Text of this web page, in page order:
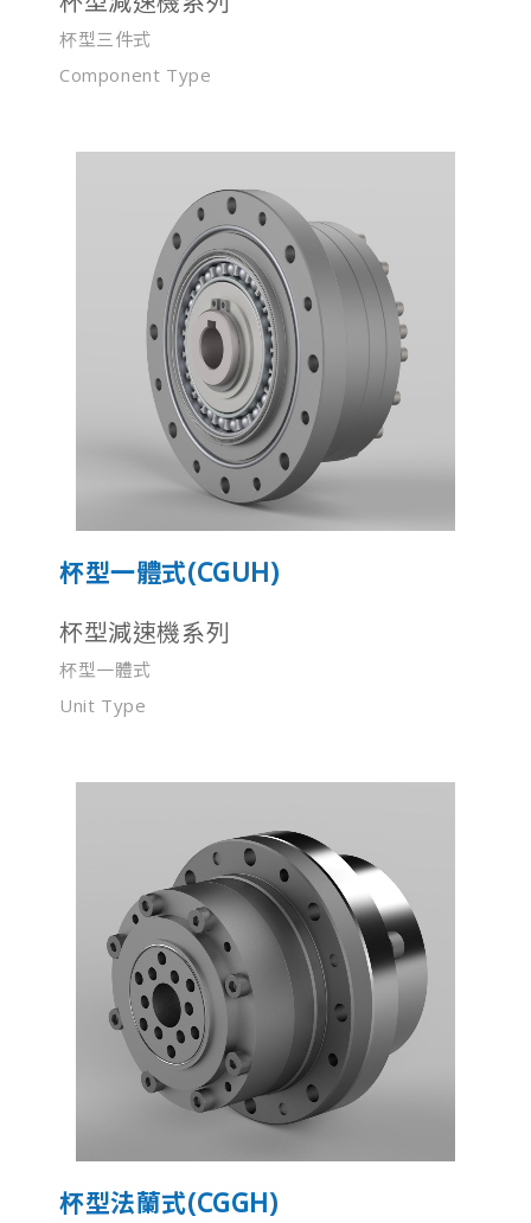
杯型三件式
Component Type
杯型一體式(CGUH)
杯型減速機系列
杯型一體式
Unit Type
杯型法蘭式(CGGH)